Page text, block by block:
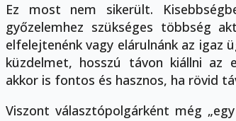
Ez most nem sikerült.
győzelemhez szükséges többség
elfelejtenénk vagy elárulnánk az igaz
küzdelmet, hosszú távon kiállni az
akkor is fontos és hasznos, ha rövid
Viszont választópolgárként még